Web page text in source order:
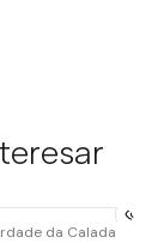
da Calada